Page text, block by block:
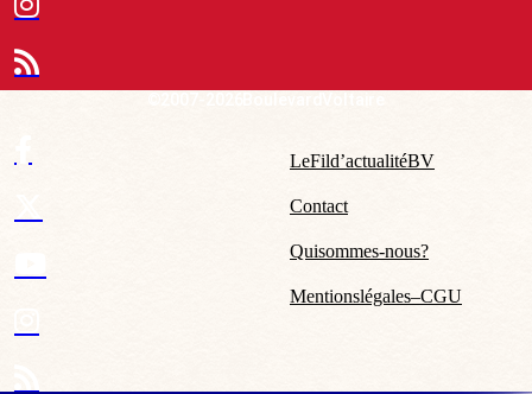
Le Fil d’actualité BV
Contact
Qui sommes-nous ?
Mentions légales – CGU